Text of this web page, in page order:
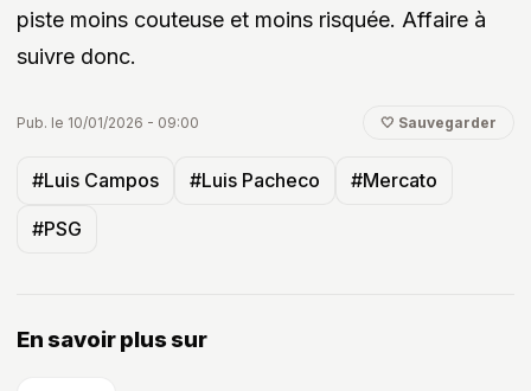
piste moins couteuse et moins risquée. Affaire à
suivre donc.
Pub. le 10/01/2026 - 09:00 🤍 Sauvegarder
#Luis Campos #Luis Pacheco #Mercato
#PSG
En savoir plus sur